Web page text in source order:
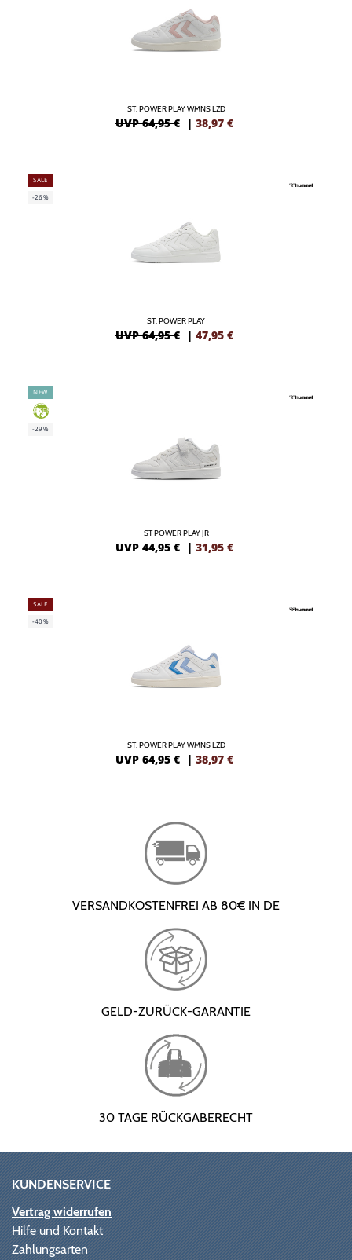
ST. POWER PLAY WMNS LZD
UVP 64,95 € | 38,97 €
SALE
-26%
ST. POWER PLAY
UVP 64,95 € | 47,95 €
NEW
GREEN
-29%
ST POWER PLAY JR
UVP 44,95 € | 31,95 €
SALE
-40%
ST. POWER PLAY WMNS LZD
UVP 64,95 € | 38,97 €
VERSANDKOSTENFREI AB 80€ IN DE
GELD-ZURÜCK-GARANTIE
30 TAGE RÜCKGABERECHT
KUNDENSERVICE
Vertrag widerrufen
Hilfe und Kontakt
Zahlungsarten